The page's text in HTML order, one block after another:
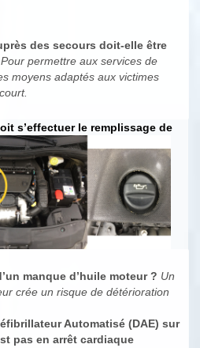
des secours doit-elle être
Pour permettre aux services de
moyens adaptés aux victimes
s’effectuer le remplissage de
manque d’huile moteur ? Un
crée un risque de détérioration
Automatisé (DAE) sur
pas en arrêt cardiaque